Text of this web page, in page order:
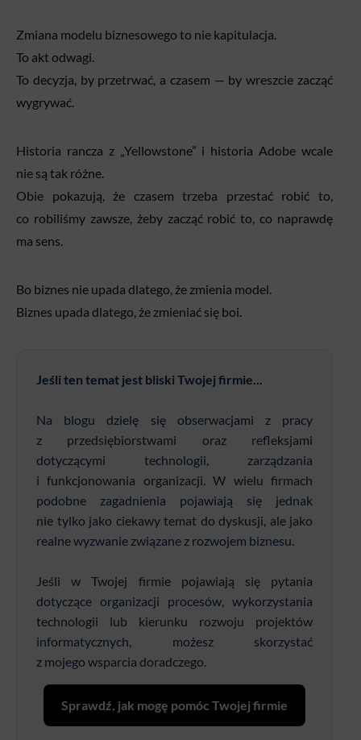
Zmiana modelu biznesowego to nie kapitulacja.
To akt odwagi.
To decyzja, by przetrwać, a czasem — by wreszcie zacząć
wygrywać.
Historia rancza z „Yellowstone” i historia Adobe wcale
nie są tak różne.
Obie pokazują, że czasem trzeba przestać robić to,
co robiliśmy zawsze, żeby zacząć robić to, co naprawdę
ma sens.
Bo biznes nie upada dlatego, że zmienia model.
Biznes upada dlatego, że zmieniać się boi.
Jeśli ten temat jest bliski Twojej firmie...
Na blogu dzielę się obserwacjami z pracy
z przedsiębiorstwami oraz refleksjami
dotyczącymi technologii, zarządzania
i funkcjonowania organizacji. W wielu firmach
podobne zagadnienia pojawiają się jednak
nie tylko jako ciekawy temat do dyskusji, ale jako
realne wyzwanie związane z rozwojem biznesu.
Jeśli w Twojej firmie pojawiają się pytania
dotyczące organizacji procesów, wykorzystania
technologii lub kierunku rozwoju projektów
informatycznych, możesz skorzystać
z mojego wsparcia doradczego.
Sprawdź, jak mogę pomóc Twojej firmie